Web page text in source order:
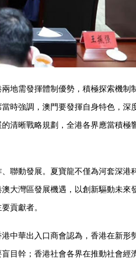
地需發揮體制優勢，積極探索機制
時強調，澳門要發揮自身特色，深
清晰戰略規劃，全港各界應當積極
聯動發展。夏寶龍不僅為河套深港
大灣區發展機遇，以創新驅動未來
貢獻者。
中華出入口商會認為，香港在新形
目幹；香港社會各界在推動社會經